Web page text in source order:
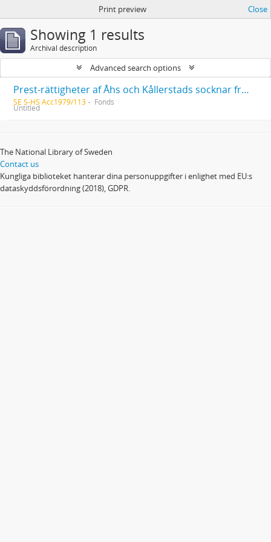
Print preview Close
Showing 1 results
Archival description
Advanced search options
Prest-rättigheter af Åhs och Kållerstads socknar från år 1826, fortsatt år 1848 af Johan Christian Hesselgren (1785-1862)
SE S-HS Acc1979/113 Fonds
Untitled
The National Library of Sweden
Contact us
Kungliga biblioteket hanterar dina personuppgifter i enlighet med EU:s
dataskyddsförordning (2018), GDPR.